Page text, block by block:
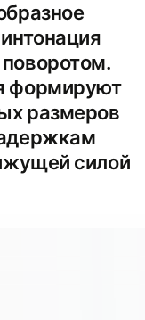
формируют
размеров
силой